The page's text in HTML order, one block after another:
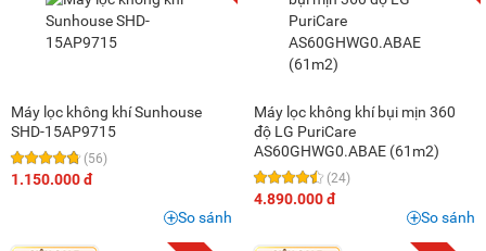
15 triệu - 20 triệu
30 triệu - 40 triệu (4)
40 triệu - 50 triệu
50 triệu - 100 triệu
Máy lọc không khí Sunhouse
SHD-15AP9715
(56)
1.150.000 đ
So sánh
Máy lọc không khí bụi mịn 360
độ LG PuriCare
AS60GHWG0.ABAE (61m2)
(24)
4.890.000 đ
So sánh